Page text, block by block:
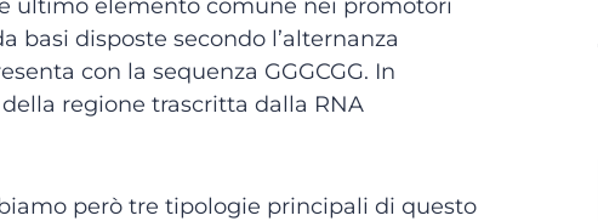
ultimo elemento comune nei promotori
basi disposte secondo l’alternanza
con la sequenza GGGCGG. In
regione trascritta dalla RNA
però tre tipologie principali di questo